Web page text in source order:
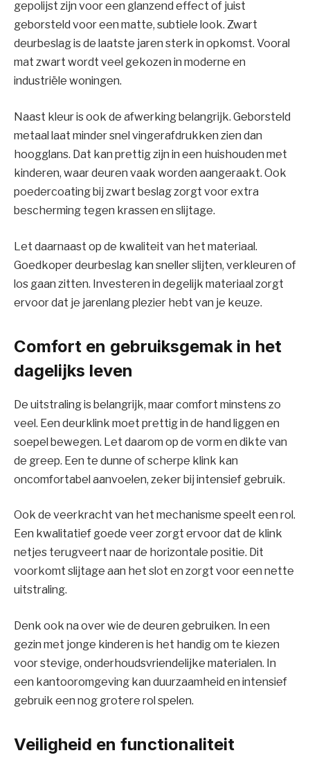
gepolijst zijn voor een glanzend effect of juist
geborsteld voor een matte, subtiele look. Zwart
deurbeslag is de laatste jaren sterk in opkomst. Vooral
mat zwart wordt veel gekozen in moderne en
industriële woningen.
Naast kleur is ook de afwerking belangrijk. Geborsteld
metaal laat minder snel vingerafdrukken zien dan
hoogglans. Dat kan prettig zijn in een huishouden met
kinderen, waar deuren vaak worden aangeraakt. Ook
poedercoating bij zwart beslag zorgt voor extra
bescherming tegen krassen en slijtage.
Let daarnaast op de kwaliteit van het materiaal.
Goedkoper deurbeslag kan sneller slijten, verkleuren of
los gaan zitten. Investeren in degelijk materiaal zorgt
ervoor dat je jarenlang plezier hebt van je keuze.
Comfort en gebruiksgemak in het
dagelijks leven
De uitstraling is belangrijk, maar comfort minstens zo
veel. Een deurklink moet prettig in de hand liggen en
soepel bewegen. Let daarom op de vorm en dikte van
de greep. Een te dunne of scherpe klink kan
oncomfortabel aanvoelen, zeker bij intensief gebruik.
Ook de veerkracht van het mechanisme speelt een rol.
Een kwalitatief goede veer zorgt ervoor dat de klink
netjes terugveert naar de horizontale positie. Dit
voorkomt slijtage aan het slot en zorgt voor een nette
uitstraling.
Denk ook na over wie de deuren gebruiken. In een
gezin met jonge kinderen is het handig om te kiezen
voor stevige, onderhoudsvriendelijke materialen. In
een kantooromgeving kan duurzaamheid en intensief
gebruik een nog grotere rol spelen.
Veiligheid en functionaliteit